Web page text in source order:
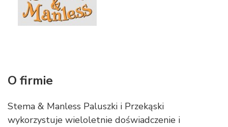
O firmie
Stema & Manless Paluszki i Przekąski
wykorzystuje wieloletnie doświadczenie i